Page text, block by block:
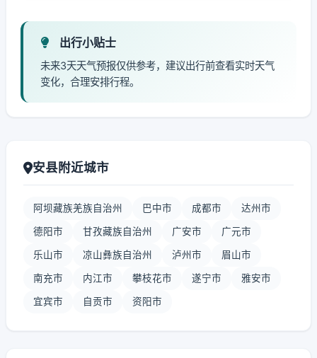
出行小贴士
未来3天天气预报仅供参考，建议出行前查看实时天气
变化，合理安排行程。
安县附近城市
阿坝藏族羌族自治州 巴中市 成都市 达州市
德阳市 甘孜藏族自治州 广安市 广元市
乐山市 凉山彝族自治州 泸州市 眉山市
南充市 内江市 攀枝花市 遂宁市 雅安市
宜宾市 自贡市 资阳市